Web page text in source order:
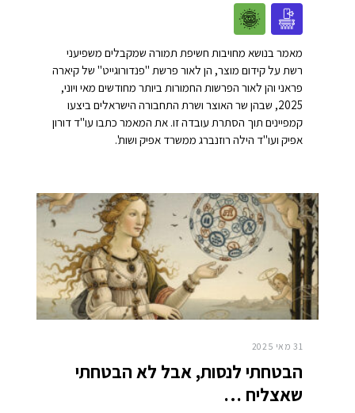
מאמר בנושא מחויבות חשיפת תמורה שמקבלים משפיעני
רשת על קידום מוצר, הן לאור פרשת "פנדורוגייט" של קיארה
פראני והן לאור הפרשות החמורות ביותר מחודשים מאי ויוני,
2025, שבהן שר האוצר ושרת התחבורה הישראלים ביצעו
קמפיינים תוך הסתרת עובדה זו. את המאמר כתבו עו"ד דורון
אפיק ועו"ד הילה רוזנברג ממשרד אפיק ושות'.
31 מאי 2025
הבטחתי לנסות, אבל לא הבטחתי
שאצליח …